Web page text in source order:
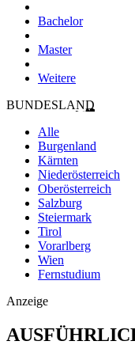
Bachelor
Master
Weitere
BUNDESLAND
Alle
Burgenland
Kärnten
Niederösterreich
Oberösterreich
Salzburg
Steiermark
Tirol
Vorarlberg
Wien
Fernstudium
Anzeige